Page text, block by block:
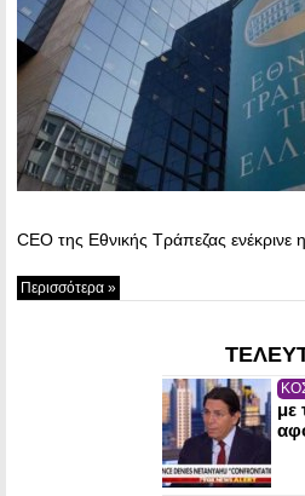
CEO της Εθνικής Τράπεζας ενέκρινε
Περισσότερα »
με